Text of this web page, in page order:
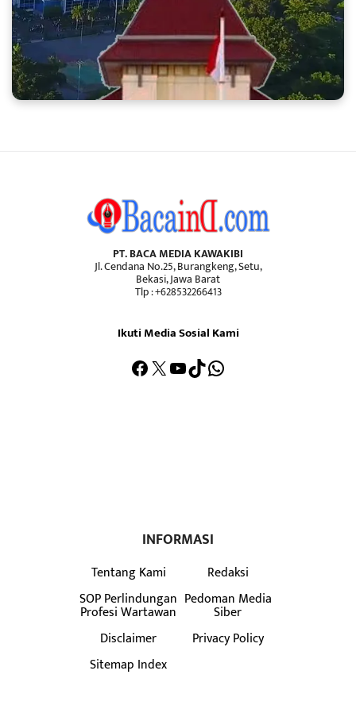
PT. BACA MEDIA KAWAKIBI
Jl. Cendana No.25, Burangkeng, Setu,
Bekasi, Jawa Barat
Tlp : +628532266413
Ikuti Media Sosial Kami
Facebook
X YouTube
TikTokWhatsApp
INFORMASI
Tentang Kami
Redaksi
SOP Perlindungan
Profesi Wartawan
Pedoman Media
Siber
Disclaimer
Privacy Policy
Sitemap Index